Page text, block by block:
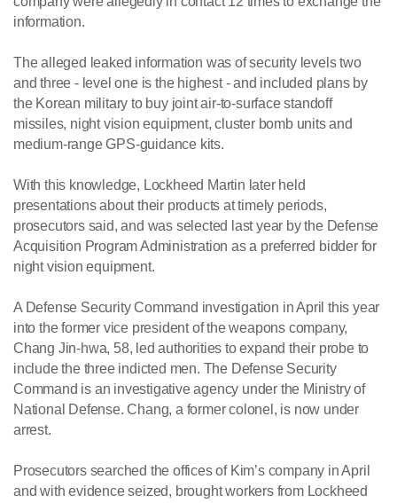
information.
The alleged leaked information was of security levels two
and three - level one is the highest - and included plans by
the Korean military to buy joint air-to-surface standoff
missiles, night vision equipment, cluster bomb units and
medium-range GPS-guidance kits.
With this knowledge, Lockheed Martin later held
presentations about their products at timely periods,
prosecutors said, and was selected last year by the Defense
Acquisition Program Administration as a preferred bidder for
night vision equipment.
A Defense Security Command investigation in April this year
into the former vice president of the weapons company,
Chang Jin-hwa, 58, led authorities to expand their probe to
include the three indicted men. The Defense Security
Command is an investigative agency under the Ministry of
National Defense. Chang, a former colonel, is now under
arrest.
Prosecutors searched the offices of Kim’s company in April
and with evidence seized, brought workers from Lockheed